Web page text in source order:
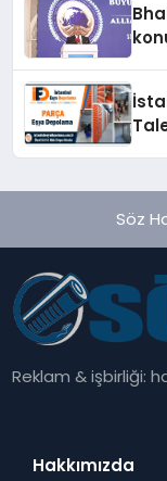
Söz
Reklam & işbirliği:
Hakkımızda